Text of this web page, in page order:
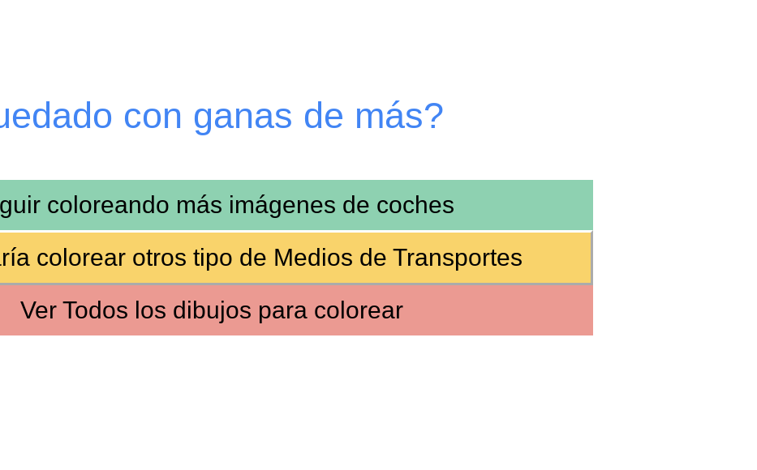
con ganas de más?
coloreando más imágenes de coches
colorear otros tipo de Medios de Transportes
Ver Todos los dibujos para colorear